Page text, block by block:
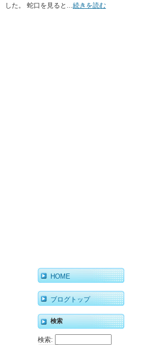
した。 蛇口を見ると... 続きを読む
HOME
ブログトップ
検索
検索: